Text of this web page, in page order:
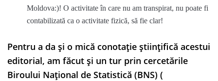
Moldova:)! O activitate în care nu am transpirat, nu poate fi
contabilizată ca o activitate fizică, să fie clar!
Pentru a da și o mică conotație științifică acestui
editorial, am făcut și un tur prin cercetările
Biroului Național de Statistică (BNS) (